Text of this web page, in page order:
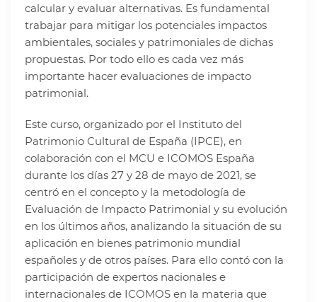
calcular y evaluar alternativas. Es fundamental
trabajar para mitigar los potenciales impactos
ambientales, sociales y patrimoniales de dichas
propuestas. Por todo ello es cada vez más
importante hacer evaluaciones de impacto
patrimonial.
Este curso, organizado por el Instituto del
Patrimonio Cultural de España (IPCE), en
colaboración con el MCU e ICOMOS España
durante los días 27 y 28 de mayo de 2021, se
centró en el concepto y la metodología de
Evaluación de Impacto Patrimonial y su evolución
en los últimos años, analizando la situación de su
aplicación en bienes patrimonio mundial
españoles y de otros países. Para ello contó con la
participación de expertos nacionales e
internacionales de ICOMOS en la materia que